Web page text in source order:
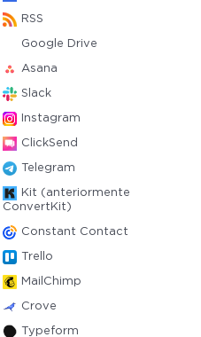
RSS
Google Drive
Asana
Slack
Instagram
ClickSend
Telegram
Kit (anteriormente
ConvertKit)
Constant Contact
Trello
MailChimp
Crove
Typeform